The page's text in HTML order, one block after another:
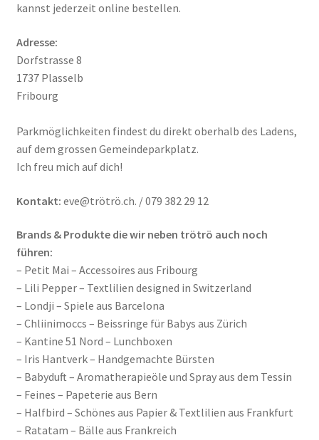
kannst jederzeit online bestellen.
Adresse:
Dorfstrasse 8
1737 Plasselb
Fribourg
Parkmöglichkeiten findest du direkt oberhalb des Ladens,
auf dem grossen Gemeindeparkplatz.
Ich freu mich auf dich!
Kontakt: eve@trötrö.ch. / 079 382 29 12
Brands & Produkte die wir neben trötrö auch noch
führen:
– Petit Mai – Accessoires aus Fribourg
– Lili Pepper – Textlilien designed in Switzerland
– Londji – Spiele aus Barcelona
– Chliinimoccs – Beissringe für Babys aus Zürich
– Kantine 51 Nord – Lunchboxen
– Iris Hantverk – Handgemachte Bürsten
– Babyduft – Aromatherapieöle und Spray aus dem Tessin
– Feines – Papeterie aus Bern
– Halfbird – Schönes aus Papier & Textlilien aus Frankfurt
– Ratatam – Bälle aus Frankreich